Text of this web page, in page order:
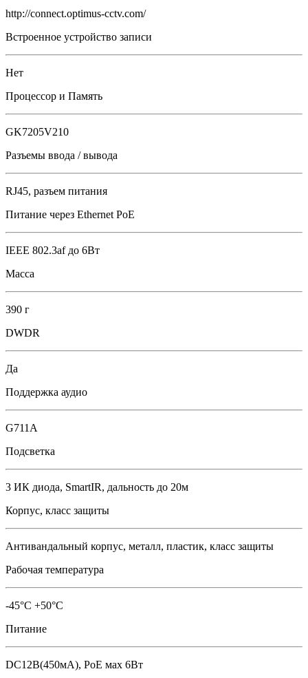
http://connect.optimus-cctv.com/
Встроенное устройство записи
Нет
Процессор и Память
GK7205V210
Разъемы ввода / вывода
RJ45, разъем питания
Питание через Ethernet PoE
IEEE 802.3af до 6Вт
Масса
390 г
DWDR
Да
Поддержка аудио
G711A
Подсветка
3 ИК диода, SmartIR, дальность до 20м
Корпус, класс защиты
Антивандальный корпус, металл, пластик, класс защиты
Рабочая температура
-45°C +50°C
Питание
DC12В(450мА), PoE мах 6Вт